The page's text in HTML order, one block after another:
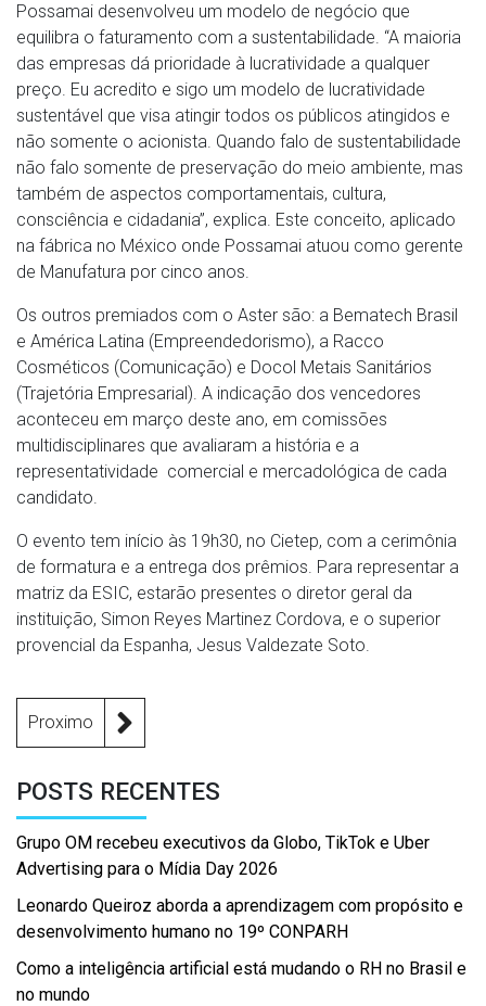
Possamai desenvolveu um modelo de negócio que
equilibra o faturamento com a sustentabilidade. “A maioria
das empresas dá prioridade à lucratividade a qualquer
preço. Eu acredito e sigo um modelo de lucratividade
sustentável que visa atingir todos os públicos atingidos e
não somente o acionista. Quando falo de sustentabilidade
não falo somente de preservação do meio ambiente, mas
também de aspectos comportamentais, cultura,
consciência e cidadania”, explica. Este conceito, aplicado
na fábrica no México onde Possamai atuou como gerente
de Manufatura por cinco anos.
Os outros premiados com o Aster são: a Bematech Brasil
e América Latina (Empreendedorismo), a Racco
Cosméticos (Comunicação) e Docol Metais Sanitários
(Trajetória Empresarial). A indicação dos vencedores
aconteceu em março deste ano, em comissões
multidisciplinares que avaliaram a história e a
representatividade comercial e mercadológica de cada
candidato.
O evento tem início às 19h30, no Cietep, com a cerimônia
de formatura e a entrega dos prêmios. Para representar a
matriz da ESIC, estarão presentes o diretor geral da
instituição, Simon Reyes Martinez Cordova, e o superior
provencial da Espanha, Jesus Valdezate Soto.
Proximo
POSTS RECENTES
Grupo OM recebeu executivos da Globo, TikTok e Uber
Advertising para o Mídia Day 2026
Leonardo Queiroz aborda a aprendizagem com propósito e
desenvolvimento humano no 19º CONPARH
Como a inteligência artificial está mudando o RH no Brasil e
no mundo